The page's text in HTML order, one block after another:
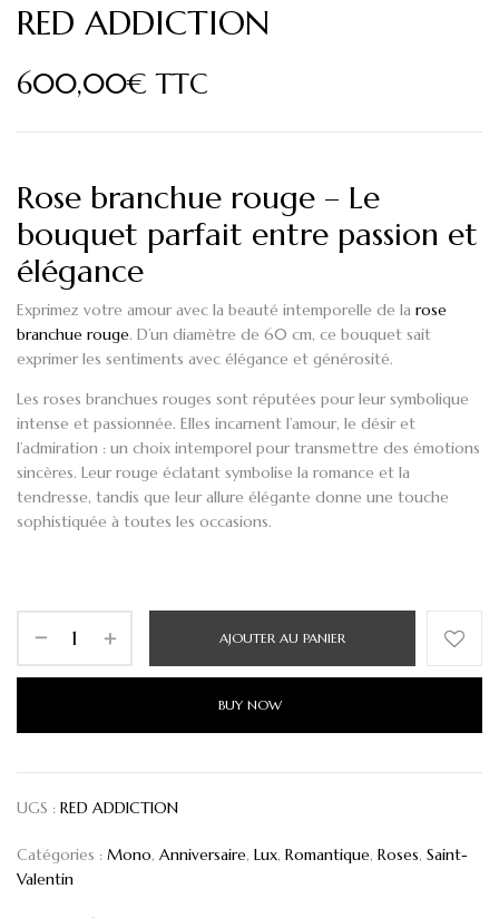
RED ADDICTION
600,00€ TTC
Rose branchue rouge – Le
bouquet parfait entre passion et
élégance
Exprimez votre amour avec la beauté intemporelle de la rose
branchue rouge. D’un diamètre de 60 cm, ce bouquet sait
exprimer les sentiments avec élégance et générosité.
Les roses branchues rouges sont réputées pour leur symbolique
intense et passionnée. Elles incarnent l’amour, le désir et
l’admiration : un choix intemporel pour transmettre des émotions
sincères. Leur rouge éclatant symbolise la romance et la
tendresse, tandis que leur allure élégante donne une touche
sophistiquée à toutes les occasions.
AJOUTER AU PANIER
BUY NOW
UGS : RED ADDICTION
Catégories : Mono, Anniversaire, Lux, Romantique, Roses, Saint-
Valentin